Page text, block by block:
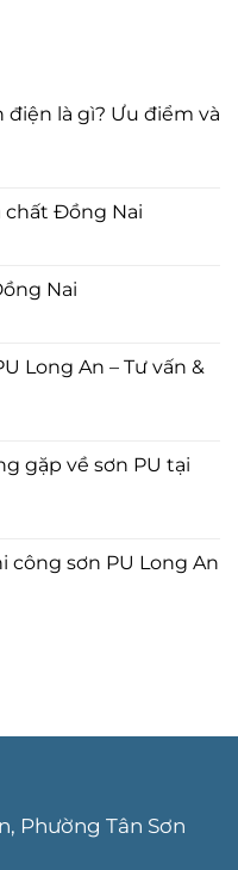
là gì? Ưu điểm và
chất Đồng Nai
Nai
Long An – Tư vấn &
gặp về sơn PU tại
công sơn PU Long An
Phường Tân Sơn